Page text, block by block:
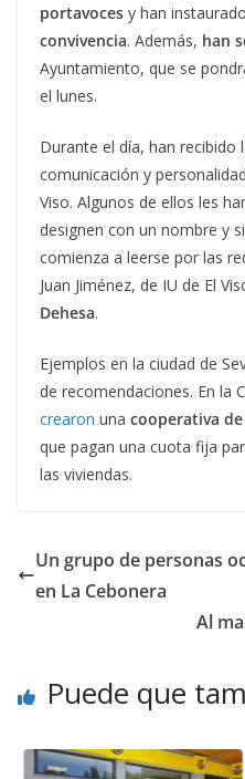
portavoces y han
convivencia. Además, han
Ayuntamiento, que se
el lunes.
Durante el día, han recibido
comunicación y
Viso. Algunos de ellos les
designen con un nombre y
comienza a leerse por las
Juan Jiménez, de IU de El
Dehesa.
Ejemplos en la ciudad de
de recomendaciones. En la
crearon una cooperativa
que pagan una cuota fija
las viviendas.
Un grupo de personas
en La Cebonera
Al
Puede que